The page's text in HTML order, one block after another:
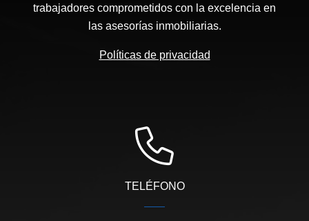
trabajadores comprometidos con la excelencia en
las asesorías inmobiliarias.
Políticas de privacidad
TELÉFONO